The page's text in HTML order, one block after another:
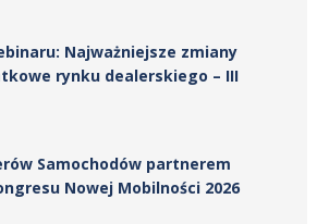
Najważniejsze zmiany
rynku dealerskiego – III
Samochodów partnerem
Nowej Mobilności 2026